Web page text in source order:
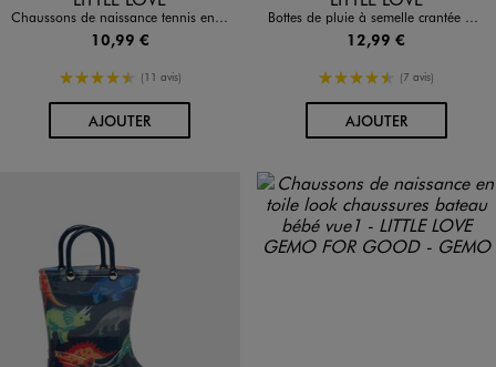
Chaussons de naissance tennis en toile fleurie bébé fille
10,99 €
4.5/5 de moyenne
(11 avis)
AJOUTERAU PANIER
Bottes de pluie à semelle crantée bébé
12,99 €
4.5/5 de moyenne
(7 avis)
AJOUTERAU PANIER